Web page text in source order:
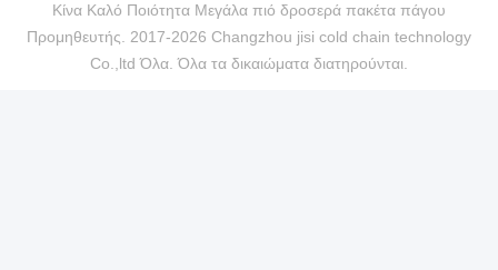
Κίνα Καλό Ποιότητα Μεγάλα πιό δροσερά πακέτα πάγου
Προμηθευτής. 2017-2026 Changzhou jisi cold chain technology
Co.,ltd Όλα. Όλα τα δικαιώματα διατηρούνται.